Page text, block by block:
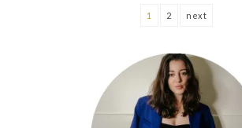
1 2 next